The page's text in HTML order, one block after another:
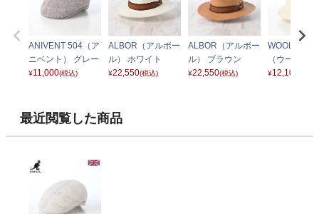
ANIVENT 504（ア
ニベント） グレー
¥11,000(税込)
ALBOR（アルボー
ル） ホワイト
¥22,550(税込)
ALBOR（アルボー
ル） ブラウン
¥22,550(税込)
WOOL
（ウール カ
ル） ホワイ
¥12,100
最近閲覧した商品